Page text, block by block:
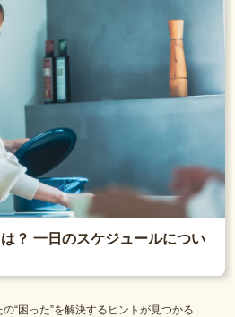
？ 一日のスケジュールについ
“困った”を解決するヒントが見つかる